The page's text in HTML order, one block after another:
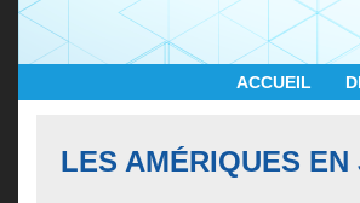
ACCUEIL
LES AMÉRIQUES